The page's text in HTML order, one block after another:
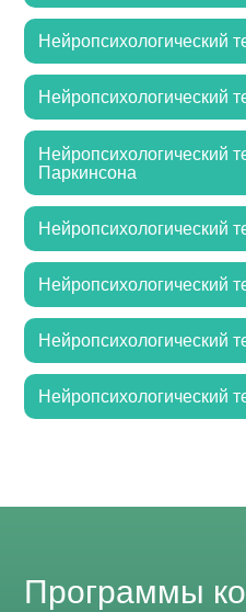
Нейропсихологический
Нейропсихологический
Нейропсихологический
Паркинсона
Нейропсихологический
Нейропсихологический
Нейропсихологический
Нейропсихологический
Программы